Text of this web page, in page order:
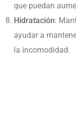
que puedan
Hidratación:
ayudar a
la incomodidad.